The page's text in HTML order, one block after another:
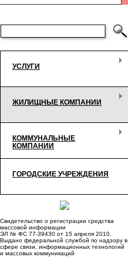
УСЛУГИ
ЖИЛИЩНЫЕ КОМПАНИИ
КОММУНАЛЬНЫЕ
КОМПАНИИ
ГОРОДСКИЕ УЧРЕЖДЕНИЯ
Свидетельство о регистрации средства
массовой информации
ЭЛ № ФС 77-39430 от 15 апреля 2010.
Выдано федеральной службой по надзору в
сфере связи, информационных технологий
и массовых коммуникаций